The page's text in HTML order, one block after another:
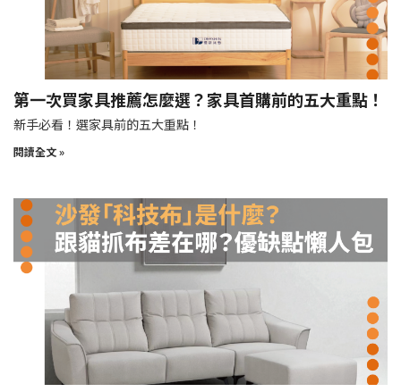
第一次買家具推薦怎麼選？家具首購前的五大重點！
新手必看！選家具前的五大重點！
閱讀全文 »